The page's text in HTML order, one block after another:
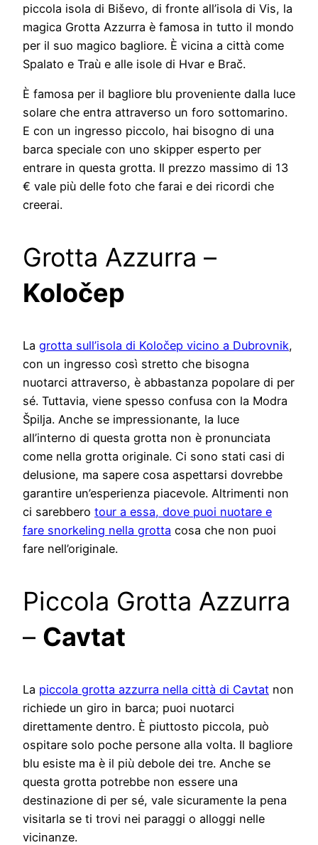
piccola isola di Biševo, di fronte all’isola di Vis, la
magica Grotta Azzurra è famosa in tutto il mondo
per il suo magico bagliore. È vicina a città come
Spalato e Traù e alle isole di Hvar e Brač.
È famosa per il bagliore blu proveniente dalla luce
solare che entra attraverso un foro sottomarino.
E con un ingresso piccolo, hai bisogno di una
barca speciale con uno skipper esperto per
entrare in questa grotta. Il prezzo massimo di 13
€ vale più delle foto che farai e dei ricordi che
creerai.
Grotta Azzurra –
Koločep
La grotta sull’isola di Koločep vicino a Dubrovnik,
con un ingresso così stretto che bisogna
nuotarci attraverso, è abbastanza popolare di per
sé. Tuttavia, viene spesso confusa con la Modra
Špilja. Anche se impressionante, la luce
all’interno di questa grotta non è pronunciata
come nella grotta originale. Ci sono stati casi di
delusione, ma sapere cosa aspettarsi dovrebbe
garantire un’esperienza piacevole. Altrimenti non
ci sarebbero tour a essa, dove puoi nuotare e
fare snorkeling nella grotta cosa che non puoi
fare nell’originale.
Piccola Grotta Azzurra
– Cavtat
La piccola grotta azzurra nella città di Cavtat non
richiede un giro in barca; puoi nuotarci
direttamente dentro. È piuttosto piccola, può
ospitare solo poche persone alla volta. Il bagliore
blu esiste ma è il più debole dei tre. Anche se
questa grotta potrebbe non essere una
destinazione di per sé, vale sicuramente la pena
visitarla se ti trovi nei paraggi o alloggi nelle
vicinanze.